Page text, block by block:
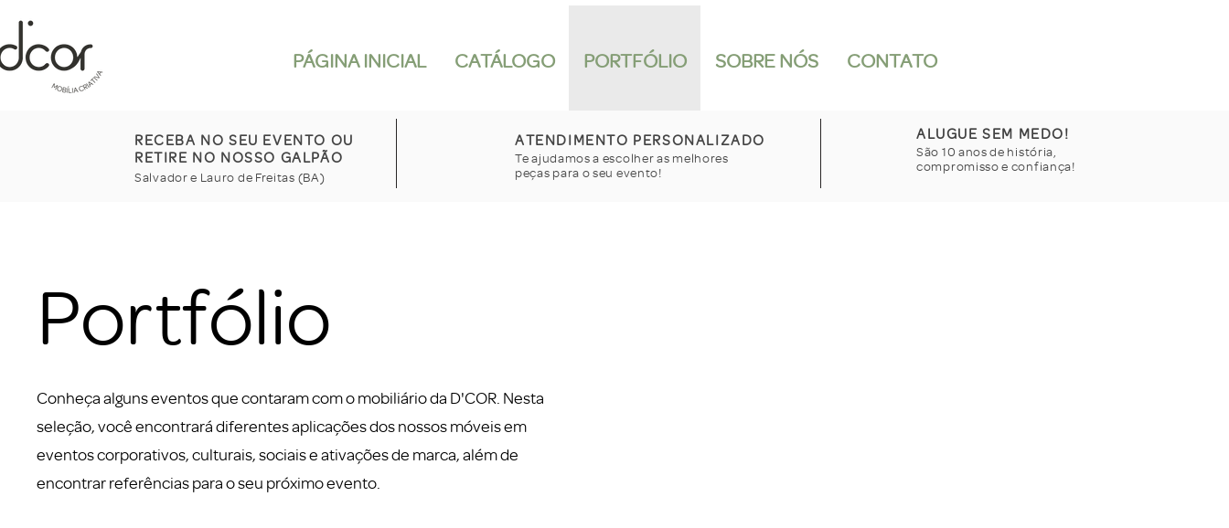
PÁGINA INICIAL CATÁLOGO PORTFÓLIO SOBRE NÓS CONTATO
RECEBA NO SEU EVENTO OU
RETIRE NO NOSSO GALPÃO
Salvador e Lauro de Freitas (BA)
ATENDIMENTO PERSONALIZADO
Te ajudamos a escolher as melhores
peças para o seu evento!
ALUGUE SEM MEDO!
São 10 anos de história,
compromisso e confiança!
Portfólio
Conheça alguns eventos que contaram com o mobiliário da D'COR. Nesta
seleção, você encontrará diferentes aplicações dos nossos móveis em
eventos corporativos, culturais, sociais e ativações de marca, além de
encontrar referências para o seu próximo evento.